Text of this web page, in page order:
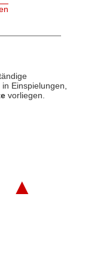
Einspielungen,
vorliegen.
▲